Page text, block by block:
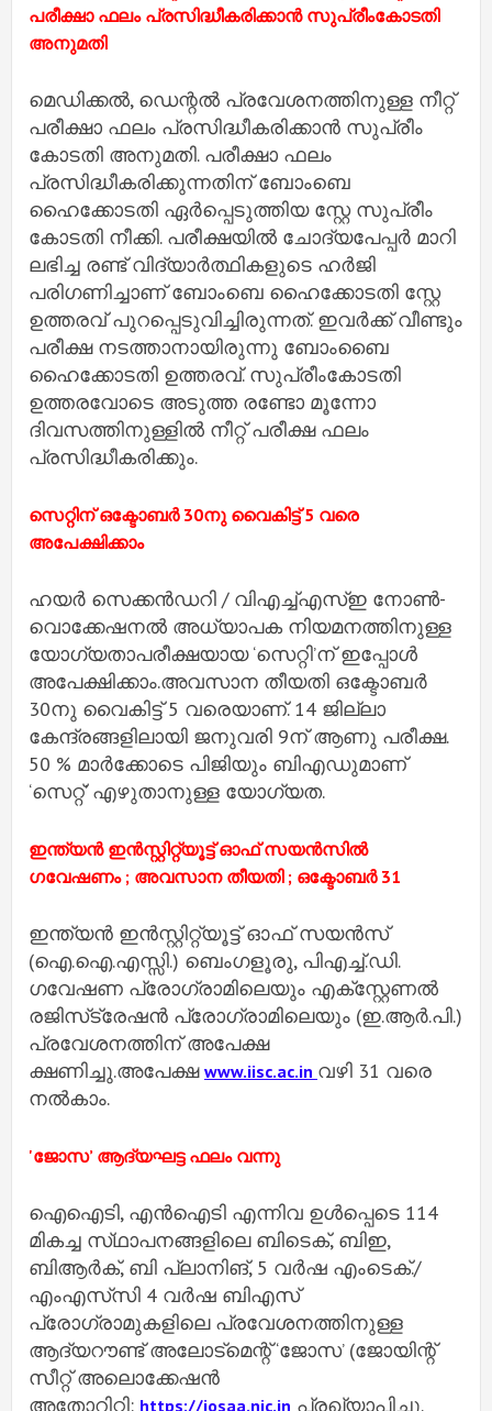
പരീക്ഷാ ഫലം പ്രസിദ്ധീകരിക്കാന്‍ സുപ്രീംകോടതി
അനുമതി
മെഡിക്കല്‍, ഡെന്റല്‍ പ്രവേശനത്തിനുള്ള നീറ്റ്
പരീക്ഷാ ഫലം പ്രസിദ്ധീകരിക്കാന്‍ സുപ്രീം
കോടതി അനുമതി. പരീക്ഷാ ഫലം
പ്രസിദ്ധീകരിക്കുന്നതിന് ബോംബെ
ഹൈക്കോടതി ഏര്‍പ്പെടുത്തിയ സ്റ്റേ സുപ്രീം
കോടതി നീക്കി. പരീക്ഷയില്‍ ചോദ്യപേപ്പര്‍ മാറി
ലഭിച്ച രണ്ട് വിദ്യാര്‍ത്ഥികളുടെ ഹര്‍ജി
പരിഗണിച്ചാണ് ബോംബെ ഹൈക്കോടതി സ്റ്റേ
ഉത്തരവ് പുറപ്പെടുവിച്ചിരുന്നത്. ഇവര്‍ക്ക് വീണ്ടും
പരീക്ഷ നടത്താനായിരുന്നു ബോംബൈ
ഹൈക്കോടതി ഉത്തരവ്. സുപ്രീംകോടതി
ഉത്തരവോടെ അടുത്ത രണ്ടോ മൂന്നോ
ദിവസത്തിനുള്ളില്‍ നീറ്റ് പരീക്ഷ ഫലം
പ്രസിദ്ധീകരിക്കും.
സെറ്റിന് ഒക്ടോബര്‍ 30നു വൈകിട്ട് 5 വരെ
അപേക്ഷിക്കാം
ഹയര്‍ സെക്കന്‍ഡറി / വിഎച്ച്‌എസ്‌ഇ നോണ്‍-
വൊക്കേഷനല്‍ അധ്യാപക നിയമനത്തിനുള്ള
യോഗ്യതാപരീക്ഷയായ ‘സെറ്റി’ന് ഇപ്പോള്‍
അപേക്ഷിക്കാം.അവസാന തീയതി ഒക്ടോബര്‍
30നു വൈകിട്ട് 5 വരെയാണ്. 14 ജില്ലാ
കേന്ദ്രങ്ങളിലായി ജനുവരി 9ന് ആണു പരീക്ഷ.
50 % മാര്‍ക്കോടെ പിജിയും ബിഎഡുമാണ്
‘സെറ്റ്’ എഴുതാനുള്ള യോഗ്യത.
ഇന്ത്യന്‍ ഇന്‍സ്റ്റിറ്റ്യൂട്ട് ഓഫ് സയന്‍സില്‍
ഗവേഷണം ; അവസാന തീയതി ; ഒക്ടോബര്‍ 31
ഇന്ത്യന്‍ ഇന്‍സ്റ്റിറ്റ്യൂട്ട് ഓഫ് സയന്‍സ്
(ഐ.ഐ.എസ്സി.) ബെംഗളൂരു, പിഎച്ച്‌.ഡി.
ഗവേഷണ പ്രോഗ്രാമിലെയും എക്സ്റ്റേണല്‍
രജിസ്‌ട്രേഷന്‍ പ്രോഗ്രാമിലെയും (ഇ.ആര്‍.പി.)
പ്രവേശനത്തിന് അപേക്ഷ
ക്ഷണിച്ചു.അപേക്ഷ www.iisc.ac.in വഴി 31 വരെ
നല്‍കാം.
'ജോസ’ ആദ്യഘട്ട ഫലം വന്നു
ഐഐടി, എൻഐടി എന്നിവ ഉൾപ്പെടെ 114
മികച്ച സ്‌ഥാപനങ്ങളിലെ ബിടെക്, ബിഇ,
ബിആർക്, ബി പ്ലാനിങ്, 5 വർഷ എംടെക്./
എംഎസ്‌സി 4 വർഷ ബിഎസ്
പ്രോഗ്രാമുകളിലെ പ്രവേശനത്തിനുള്ള
ആദ്യറൗണ്ട് അലോട്മെന്റ് ‘ജോസ’ (ജോയിന്റ്
സീറ്റ് അലൊക്കേഷൻ
അതോറിറ്റി: https://josaa.nic.in പ്രഖ്യാപിച്ചു.